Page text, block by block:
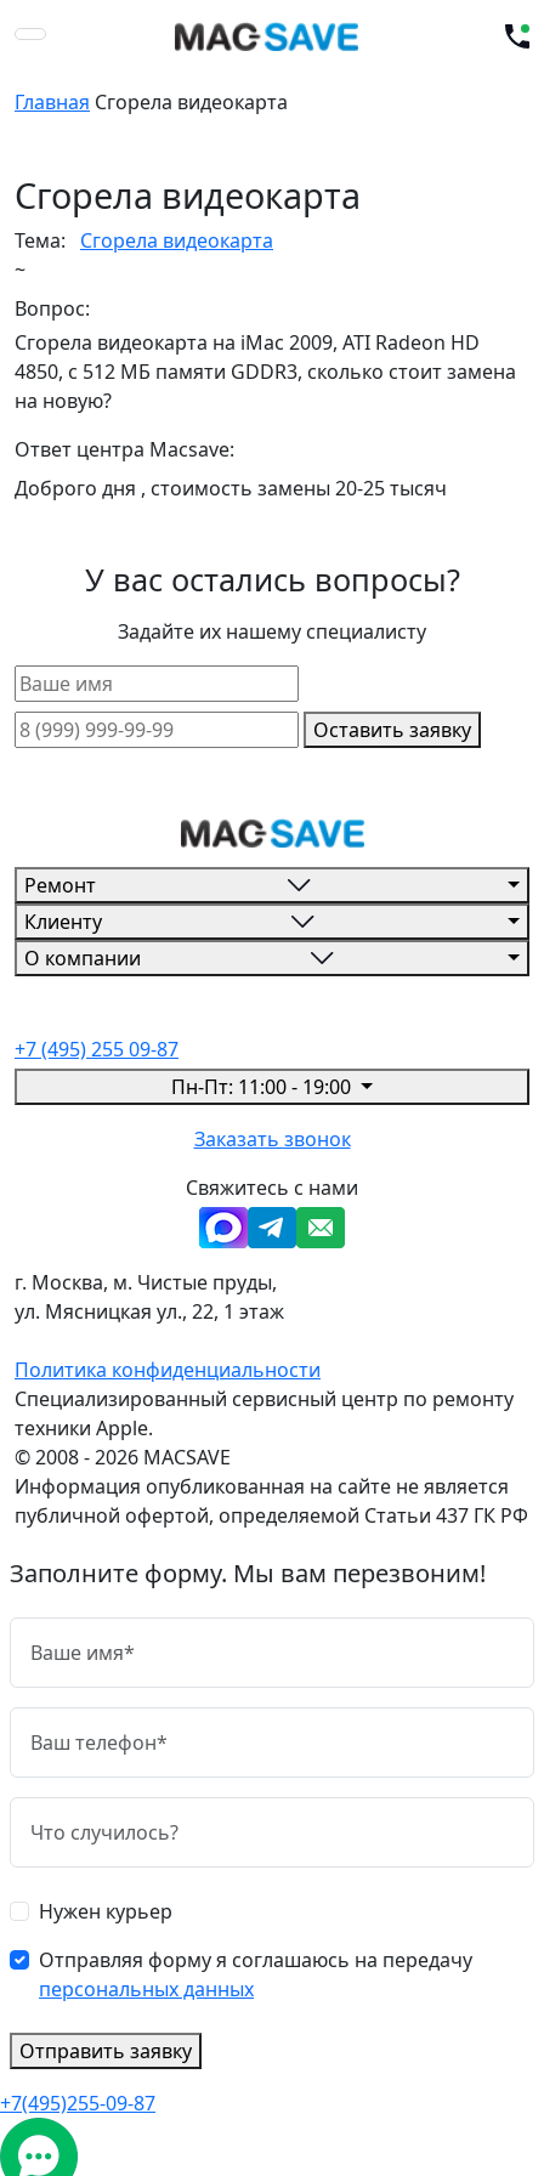
Главная Сгорела видеокарта
Сгорела видеокарта
Тема:
Сгорела видеокарта
~
Вопрос:
Сгорела видеокарта на iMac 2009, ATI Radeon HD
4850, с 512 МБ памяти GDDR3, сколько стоит замена
на новую?
Ответ центра Macsave:
Доброго дня , стоимость замены 20-25 тысяч
У вас остались вопросы?
Задайте их нашему специалисту
Оставить заявку
Ремонт
Клиенту
О компании
+7 (495) 255 09-87
Пн-Пт: 11:00 - 19:00
Заказать звонок
Свяжитесь с нами
г. Москва, м. Чистые пруды,
ул. Мясницкая ул., 22, 1 этаж
Политика конфиденциальности
Специализированный сервисный центр по ремонту
техники Apple.
© 2008 - 2026 MACSAVE
Информация опубликованная на сайте не является
публичной офертой, определяемой Статьи 437 ГК РФ
Заполните форму. Мы вам перезвоним!
Нужен курьер
Отправляя форму я соглашаюсь на передачу
персональных данных
Отправить заявку
+7(495)255-09-87